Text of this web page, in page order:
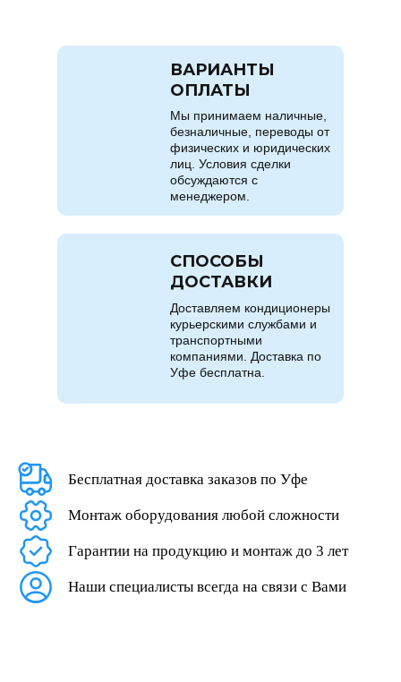
Мы принимаем наличные,
безналичные, переводы от
физических и юридических
лиц. Условия сделки
обсуждаются с
менеджером.
ВАРИАНТЫ
ОПЛАТЫ
Доставляем кондиционеры
курьерскими службами и
транспортными
компаниями. Доставка по
Уфе бесплатна.
СПОСОБЫ
ДОСТАВКИ
Бесплатная доставка заказов по Уфе
Монтаж оборудования любой сложности
Гарантии на продукцию и монтаж до 3 лет
Наши специалисты всегда на связи с Вами